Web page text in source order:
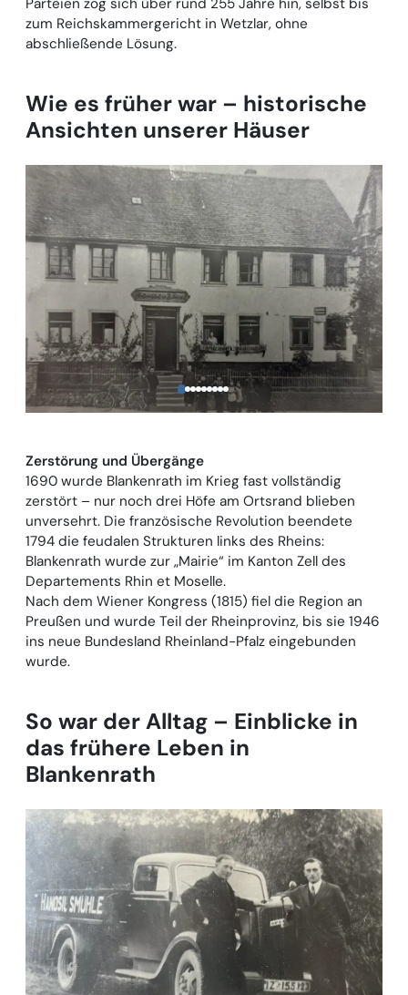
zum Reichskammergericht in Wetzlar, ohne
abschließende Lösung.
Wie es früher war – historische
Ansichten unserer Häuser
Zerstörung und Übergänge
1690 wurde Blankenrath im Krieg fast vollständig
zerstört – nur noch drei Höfe am Ortsrand blieben
unversehrt. Die französische Revolution beendete
1794 die feudalen Strukturen links des Rheins:
Blankenrath wurde zur „Mairie“ im Kanton Zell des
Departements Rhin et Moselle.
Nach dem Wiener Kongress (1815) fiel die Region an
Preußen und wurde Teil der Rheinprovinz, bis sie 1946
ins neue Bundesland Rheinland-Pfalz eingebunden
wurde.
So war der Alltag – Einblicke in
das frühere Leben in
Blankenrath